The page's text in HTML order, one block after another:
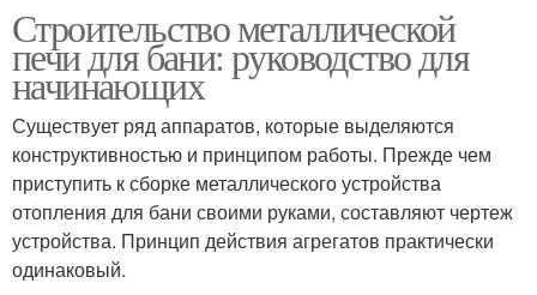
Строительство металлической
печи для бани: руководство для
начинающих
Существует ряд аппаратов, которые выделяются
конструктивностью и принципом работы. Прежде чем
приступить к сборке металлического устройства
отопления для бани своими руками, составляют чертеж
устройства. Принцип действия агрегатов практически
одинаковый.